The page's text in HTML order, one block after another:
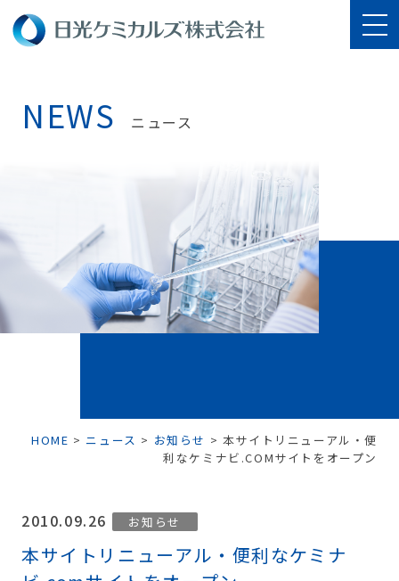
NEWS ニュース
HOME > ニュース > お知らせ > 本サイトリニューアル・便
利なケミナビ.COMサイトをオープン
2010.09.26 お知らせ
本サイトリニューアル・便利なケミナ